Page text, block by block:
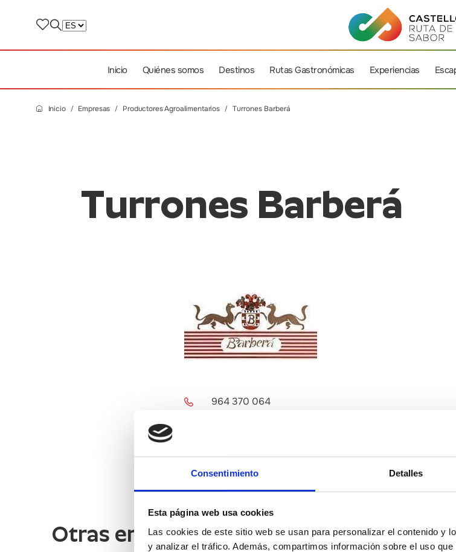
Consentimiento Detalles
Esta página web usa cookies
Las cookies de este sitio web se usan para personalizar el contenido y
y analizar el tráfico. Además, compartimos información sobre el uso
Inicio Quiénes somos Destinos Rutas Gastronómicas Experiencias
Inicio Empresas Productores Agroalimentarios Turrones Barberá
Turrones Barberá
964 370 064
Otras empresas de interés